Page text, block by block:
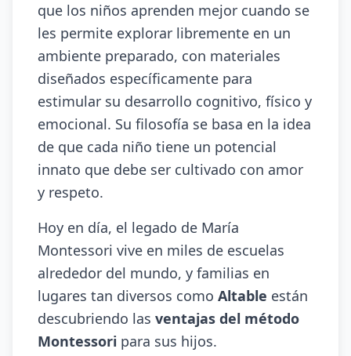
que los niños aprenden mejor cuando se
les permite explorar libremente en un
ambiente preparado, con materiales
diseñados específicamente para
estimular su desarrollo cognitivo, físico y
emocional. Su filosofía se basa en la idea
de que cada niño tiene un potencial
innato que debe ser cultivado con amor
y respeto.
Hoy en día, el legado de María
Montessori vive en miles de escuelas
alrededor del mundo, y familias en
lugares tan diversos como Altable están
descubriendo las ventajas del método
Montessori para sus hijos.